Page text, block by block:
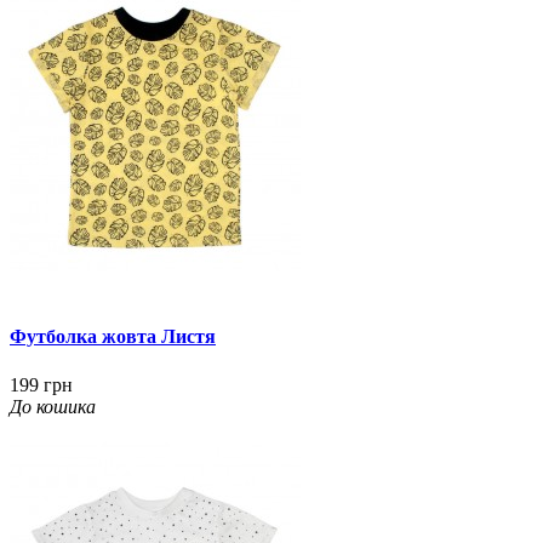
Футболка жовта Листя
199 грн
До кошика